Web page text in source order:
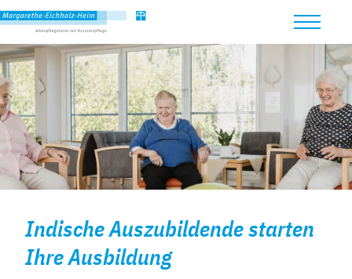
Indische Auszubildende starten
Ihre Ausbildung